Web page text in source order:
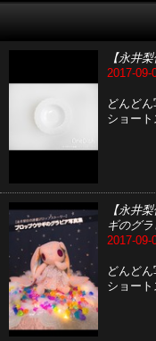
【永井
2017-09-
どんど
ショー
【永井
ギのグ
2017-09-
どんど
ショー